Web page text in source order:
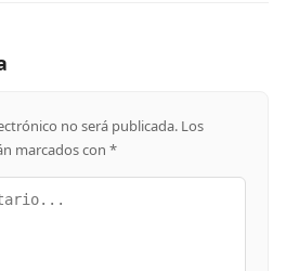
no será publicada. Los
marcados con *